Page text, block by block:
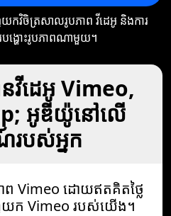
កវិចិត្រសាលរូបភាព វីដេអូ និងការ
ង្ហោះរូបភាពណាមួយ។
វីដេអូ Vimeo,
អូឌីយ៉ូនៅលើ
របស់អ្នក
Vimeo ដោយឥតគិតថ្លៃ
យក Vimeo របស់យើង។